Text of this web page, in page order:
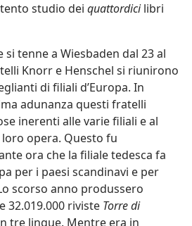
studio dei quattordicilibri
si tenne a Wiesbaden dal 23 al
Knorr e Henschel si riunirono
di filiali d’Europa. In
adunanza questi fratelli
inerenti alle varie filiali e al
opera. Questo fu
ora che la filiale tedesca fa
per i paesi scandinavi e per
scorso anno produssero
32.019.000 riviste Torre di
tre lingue. Mentre era in